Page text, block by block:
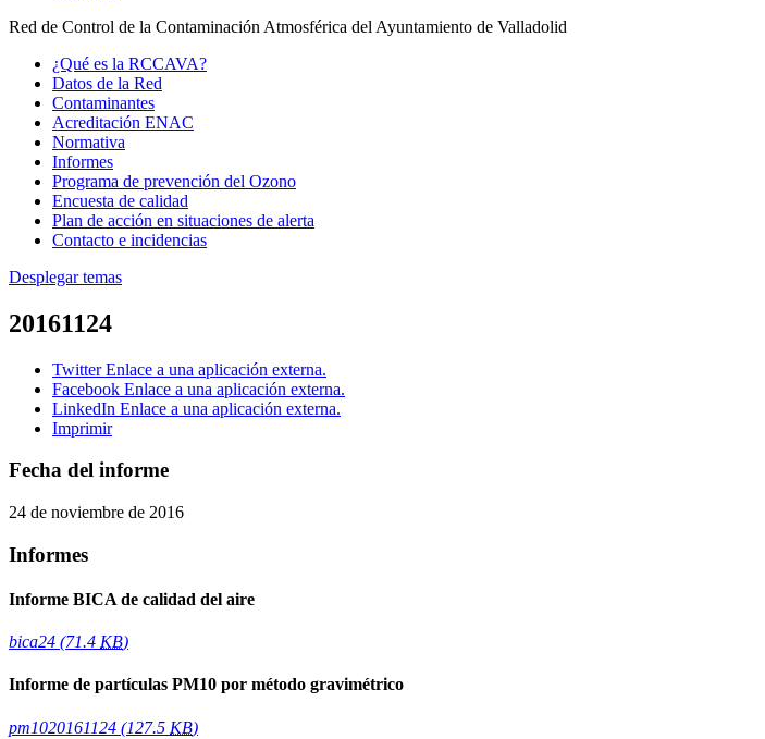
Red de Control de la Contaminación Atmosférica del Ayuntamiento de Valladolid
¿Qué es la RCCAVA?
Datos de la Red
Contaminantes
Acreditación ENAC
Normativa
Informes
Programa de prevención del Ozono
Encuesta de calidad
Plan de acción en situaciones de alerta
Contacto e incidencias
Desplegar temas
20161124
Twitter Enlace a una aplicación externa.
Facebook Enlace a una aplicación externa.
LinkedIn Enlace a una aplicación externa.
Imprimir
Fecha del informe
24 de noviembre de 2016
Informes
Informe BICA de calidad del aire
bica24 (71.4 KB)
Informe de partículas PM10 por método gravimétrico
pm1020161124 (127.5 KB)